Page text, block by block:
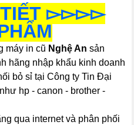
TIẾT ▻▻▻▻
máy in cũ Nghệ Ansản
hãng nhập khẩu kinh doanh
bỏ sỉ tại Công ty Tin Đại
hp - canon - brother -
qua internet và phân phối